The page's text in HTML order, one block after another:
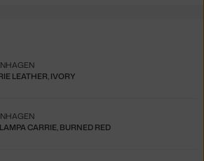
LEATHER, IVORY
CARRIE, BURNED RED